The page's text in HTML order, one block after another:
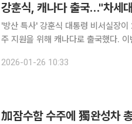
강훈식, 캐나다 출국…"차세
'방산 특사' 강훈식 대통령 비서실장
주 지원을 위해 캐나다로 출국했다.
2026-01-26 10:33
加잠수함 수주에 獨완성차